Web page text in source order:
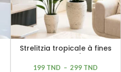
Strelitzia tropicale à fines
199 TND – 299 TND